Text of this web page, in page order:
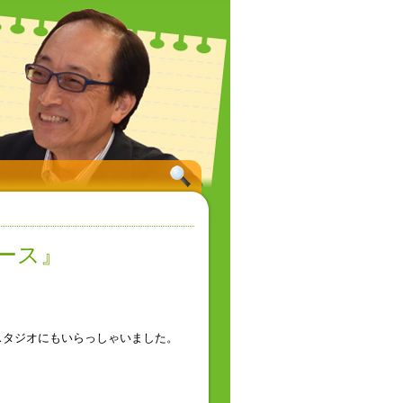
ス』
ジオにもいらっしゃいました。